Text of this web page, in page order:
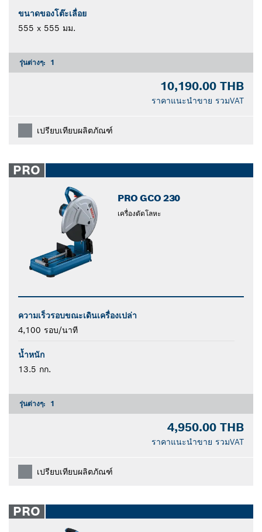
ขนาดของโต๊ะเลื่อย
555 x 555 มม.
รุ่นต่างๆ: 1
10,190.00 THB
ราคาแนะนำขาย รวมVAT
เปรียบเทียบผลิตภัณฑ์
PRO
PRO GCO 230
เครื่องตัดโลหะ
ความเร็วรอบขณะเดินเครื่องเปล่า
4,100 รอบ/นาที
น้ำหนัก
13.5 กก.
รุ่นต่างๆ: 1
4,950.00 THB
ราคาแนะนำขาย รวมVAT
เปรียบเทียบผลิตภัณฑ์
PRO